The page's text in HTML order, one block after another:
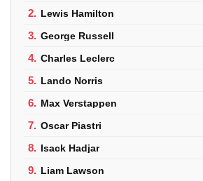
2. Lewis Hamilton
3. George Russell
4. Charles Leclerc
5. Lando Norris
6. Max Verstappen
7. Oscar Piastri
8. Isack Hadjar
9. Liam Lawson